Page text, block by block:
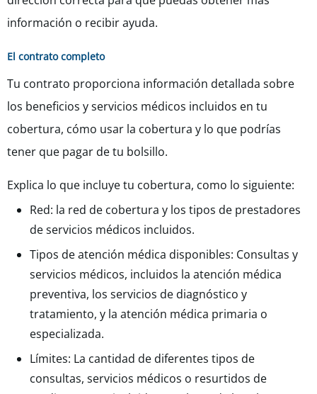
información o recibir ayuda.
El contrato completo
Tu contrato proporciona información detallada sobre
los beneficios y servicios médicos incluidos en tu
cobertura, cómo usar la cobertura y lo que podrías
tener que pagar de tu bolsillo.
Explica lo que incluye tu cobertura, como lo siguiente:
Red: la red de cobertura y los tipos de prestadores
de servicios médicos incluidos.
Tipos de atención médica disponibles: Consultas y
servicios médicos, incluidos la atención médica
preventiva, los servicios de diagnóstico y
tratamiento, y la atención médica primaria o
especializada.
Límites: La cantidad de diferentes tipos de
consultas, servicios médicos o resurtidos de